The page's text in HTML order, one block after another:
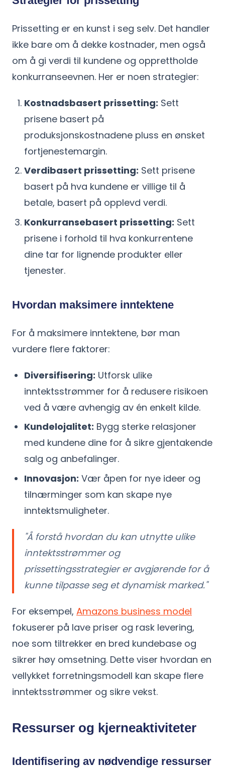
Prissetting er en kunst i seg selv. Det handler
ikke bare om å dekke kostnader, men også
om å gi verdi til kundene og opprettholde
konkurranseevnen. Her er noen strategier:
Kostnadsbasert prissetting: Sett
prisene basert på
produksjonskostnadene pluss en ønsket
fortjenestemargin.
Verdibasert prissetting: Sett prisene
basert på hva kundene er villige til å
betale, basert på opplevd verdi.
Konkurransebasert prissetting: Sett
prisene i forhold til hva konkurrentene
dine tar for lignende produkter eller
tjenester.
Hvordan maksimere inntektene
For å maksimere inntektene, bør man
vurdere flere faktorer:
Diversifisering: Utforsk ulike
inntektsstrømmer for å redusere risikoen
ved å være avhengig av én enkelt kilde.
Kundelojalitet: Bygg sterke relasjoner
med kundene dine for å sikre gjentakende
salg og anbefalinger.
Innovasjon: Vær åpen for nye ideer og
tilnærminger som kan skape nye
inntektsmuligheter.
"Å forstå hvordan du kan utnytte ulike
inntektsstrømmer og
prissettingsstrategier er avgjørende for å
kunne tilpasse seg et dynamisk marked."
For eksempel, Amazons business model
fokuserer på lave priser og rask levering,
noe som tiltrekker en bred kundebase og
sikrer høy omsetning. Dette viser hvordan en
vellykket forretningsmodell kan skape flere
inntektsstrømmer og sikre vekst.
Ressurser og kjerneaktiviteter
Identifisering av nødvendige ressurser